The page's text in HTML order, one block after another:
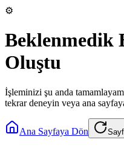
⚙️
Beklenmedik
Oluştu
İşleminizi şu anda
tekrar deneyin veya ana
Ana Sayfaya Dön